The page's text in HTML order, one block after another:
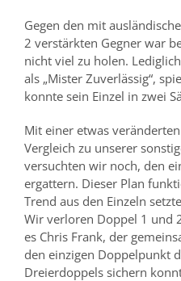
Gegen den mit
2 verstärkten Gegner war
nicht viel zu holen.
als „Mister Zuverlässig“,
konnte sein Einzel in zwei
Mit einer etwas
Vergleich zu unserer
versuchten wir noch, den
ergattern. Dieser Plan
Trend aus den Einzeln
Wir verloren Doppel 1 und
es Chris Frank, der
den einzigen Doppelpunkt
Dreierdoppels sichern